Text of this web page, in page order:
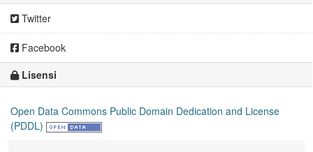
Twitter
Facebook
Lisensi
Open Data Commons Public Domain Dedication and License
(PDDL)